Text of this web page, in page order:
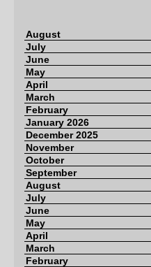
August
July
June
May
April
March
February
January 2026
December 2025
November
October
September
August
July
June
May
April
March
February